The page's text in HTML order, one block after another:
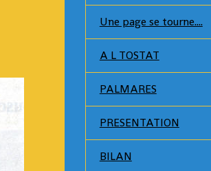
Une page se tourne....
A L TOSTAT
PALMARES
PRESENTATION
BILAN